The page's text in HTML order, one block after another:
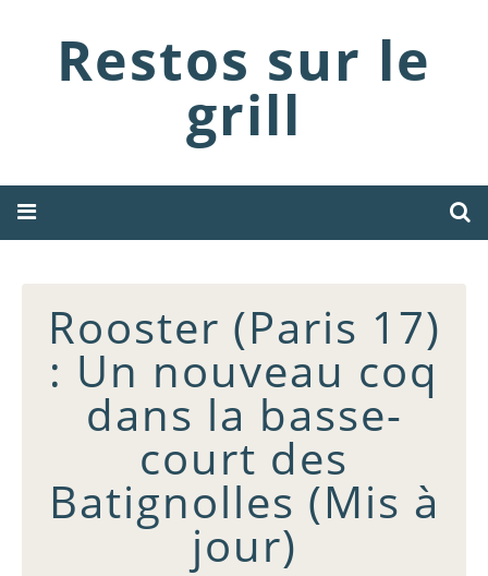
Restos sur le
grill
Rooster (Paris 17)
: Un nouveau coq
dans la basse-
court des
Batignolles (Mis à
jour)